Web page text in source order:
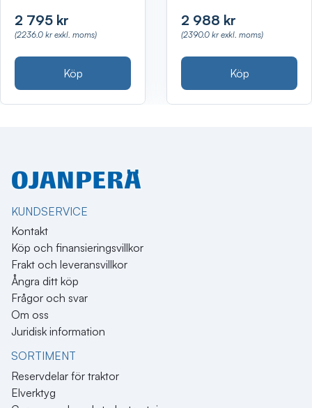
2 795 kr
(2236.0 kr exkl. moms)
Köp
2 988 kr
(2390.0 kr exkl. moms)
Köp
KUNDSERVICE
Kontakt
Köp och finansieringsvillkor
Frakt och leveransvillkor
Ångra ditt köp
Frågor och svar
Om oss
Juridisk information
SORTIMENT
Reservdelar för traktor
Elverktyg